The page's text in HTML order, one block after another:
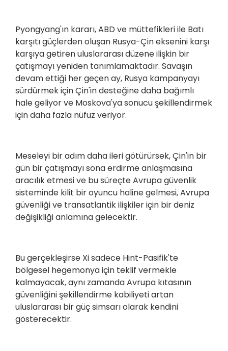
Pyongyang'ın kararı, ABD ve müttefikleri ile Batı
karşıtı güçlerden oluşan Rusya-Çin eksenini karşı
karşıya getiren uluslararası düzene ilişkin bir
çatışmayı yeniden tanımlamaktadır. Savaşın
devam ettiği her geçen ay, Rusya kampanyayı
sürdürmek için Çin'in desteğine daha bağımlı
hale geliyor ve Moskova'ya sonucu şekillendirmek
için daha fazla nüfuz veriyor.
Meseleyi bir adım daha ileri götürürsek, Çin'in bir
gün bir çatışmayı sona erdirme anlaşmasına
aracılık etmesi ve bu süreçte Avrupa güvenlik
sisteminde kilit bir oyuncu haline gelmesi, Avrupa
güvenliği ve transatlantik ilişkiler için bir deniz
değişikliği anlamına gelecektir.
Bu gerçekleşirse Xi sadece Hint-Pasifik'te
bölgesel hegemonya için teklif vermekle
kalmayacak, aynı zamanda Avrupa kıtasının
güvenliğini şekillendirme kabiliyeti artan
uluslararası bir güç simsarı olarak kendini
gösterecektir.